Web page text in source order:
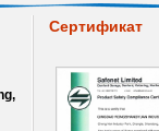
Сертификат